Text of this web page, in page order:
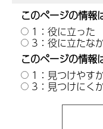
このページの情報
1：役に立った
3：役に立たな
このページの情報
1：見つけやす
3：見つけにく